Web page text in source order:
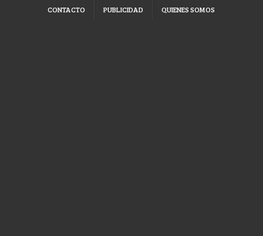
CONTACTO PUBLICIDAD QUIENES SOMOS